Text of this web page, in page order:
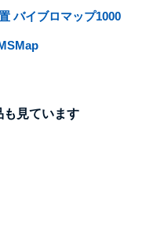
バイブロマップ1000
も見ています